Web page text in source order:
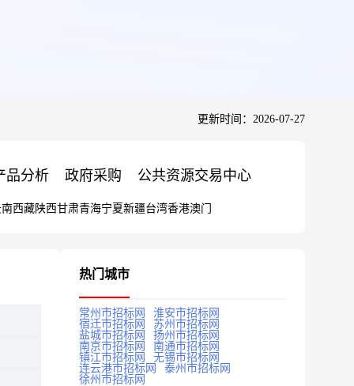
更新时间：2026-07-27
品分析 政府采购 公共资源交易中心
西藏陕西甘肃青海宁夏新疆台湾香港澳门
热门城市
常州市招标网
淮安市招标网
宿迁市招标网
苏州市招标网
盐城市招标网
扬州市招标网
南京市招标网
南通市招标网
镇江市招标网
无锡市招标网
连云港市招标网
泰州市招标网
徐州市招标网